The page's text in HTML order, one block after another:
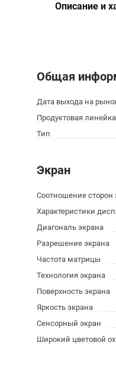
Описание и
Общая
Дата выхода на
Продуктовая линейка
Тип
Экран
Соотношение сторон
Характеристики
Диагональ экрана
Разрешение экрана
Частота матрицы
Технология экрана
Поверхность экрана
Яркость экрана
Сенсорный экран
Широкий цветовой